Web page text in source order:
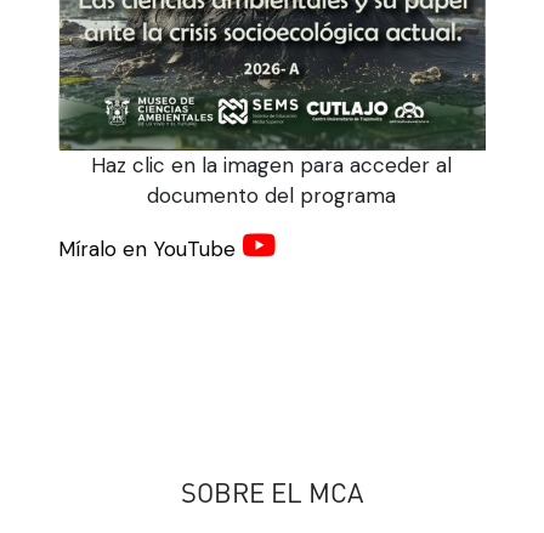
Haz clic en la imagen para acceder al
documento del programa
Míralo en YouTube
SOBRE EL MCA